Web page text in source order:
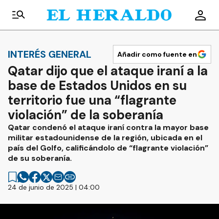
INTERÉS GENERAL Añadir como fuente en
Qatar dijo que el ataque iraní a la
base de Estados Unidos en su
territorio fue una “flagrante
violación” de la soberanía
Qatar condenó el ataque iraní contra la mayor base
militar estadounidense de la región, ubicada en el
país del Golfo, calificándolo de “flagrante violación”
de su soberanía.
24 de junio de 2025 | 04:00